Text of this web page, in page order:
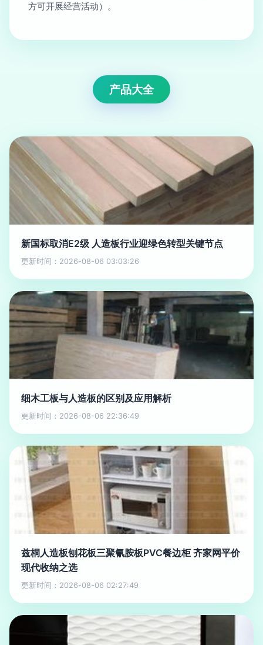
方可开展经营活动）。
产品大全
新国标取消E2级 人造板行业迎绿色转型关键节点
更新时间：2026-08-06 03:03:26
细木工板与人造板的区别及应用解析
更新时间：2026-08-06 22:36:49
兹桐人造板刨花板三聚氰胺板PVC餐边柜 齐家网平价
现代收纳之选
更新时间：2026-08-06 02:27:49